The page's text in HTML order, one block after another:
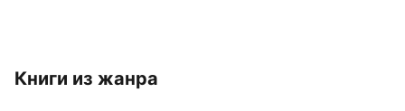
Книги из жанра